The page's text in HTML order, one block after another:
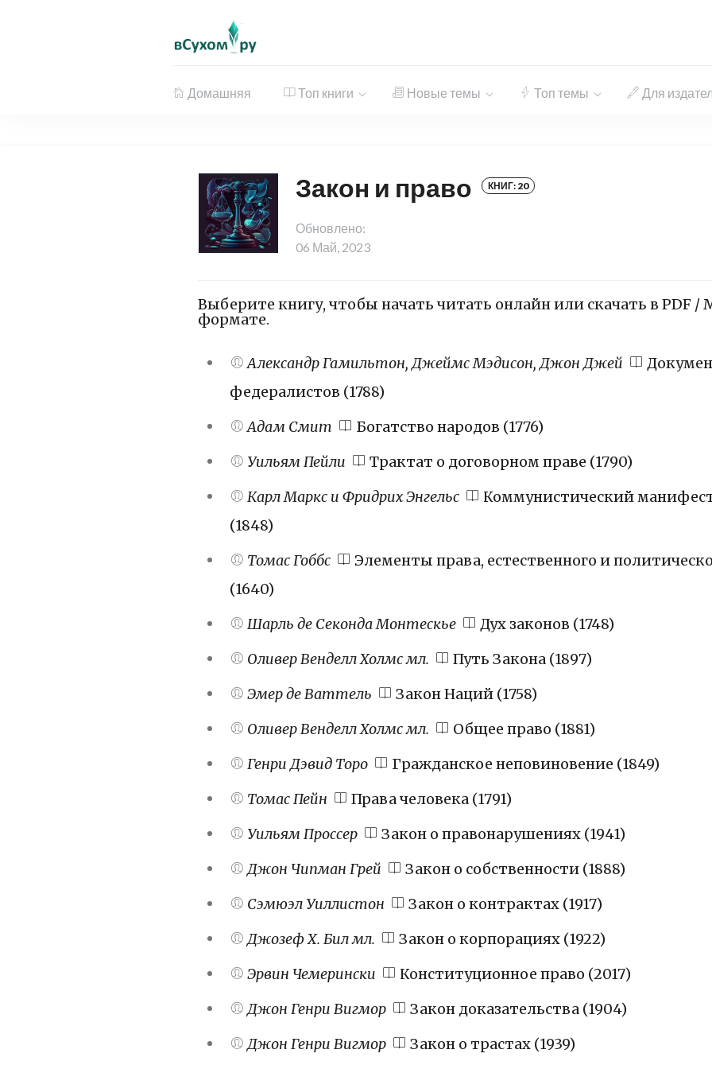
Домашняя Топ книги Новые темы Топ темы Для
Закон и право КНИГ: 20
Обновлено:
06 Май, 2023
Выберите книгу, чтобы начать читать онлайн или скачать в PDF /
формате.
Александр Гамильтон, Джеймс Мэдисон, Джон Джей
федералистов (1788)
Адам Смит
Богатство народов (1776)
Уильям Пейли
Трактат о договорном праве (1790)
Карл Маркс и Фридрих Энгельс
Коммунистический
(1848)
Томас Гоббс
Элементы права, естественного и
(1640)
Шарль де Секонда Монтескье
Дух законов (1748)
Оливер Венделл Холмс мл.
Путь Закона (1897)
Эмер де Ваттель
Закон Наций (1758)
Оливер Венделл Холмс мл.
Общее право (1881)
Генри Дэвид Торо
Гражданское неповиновение (1849)
Томас Пейн
Права человека (1791)
Уильям Проссер
Закон о правонарушениях (1941)
Джон Чипман Грей
Закон о собственности (1888)
Сэмюэл Уиллистон
Закон о контрактах (1917)
Джозеф Х. Бил мл.
Закон о корпорациях (1922)
Эрвин Чемерински
Конституционное право (2017)
Джон Генри Вигмор
Закон доказательства (1904)
Джон Генри Вигмор
Закон о трастах (1939)